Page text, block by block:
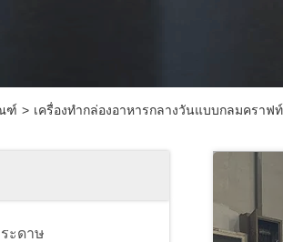
ฑ์ > เครื่องทำกล่องอาหารกลางวันแบบกลมคราฟ
ะดาษ